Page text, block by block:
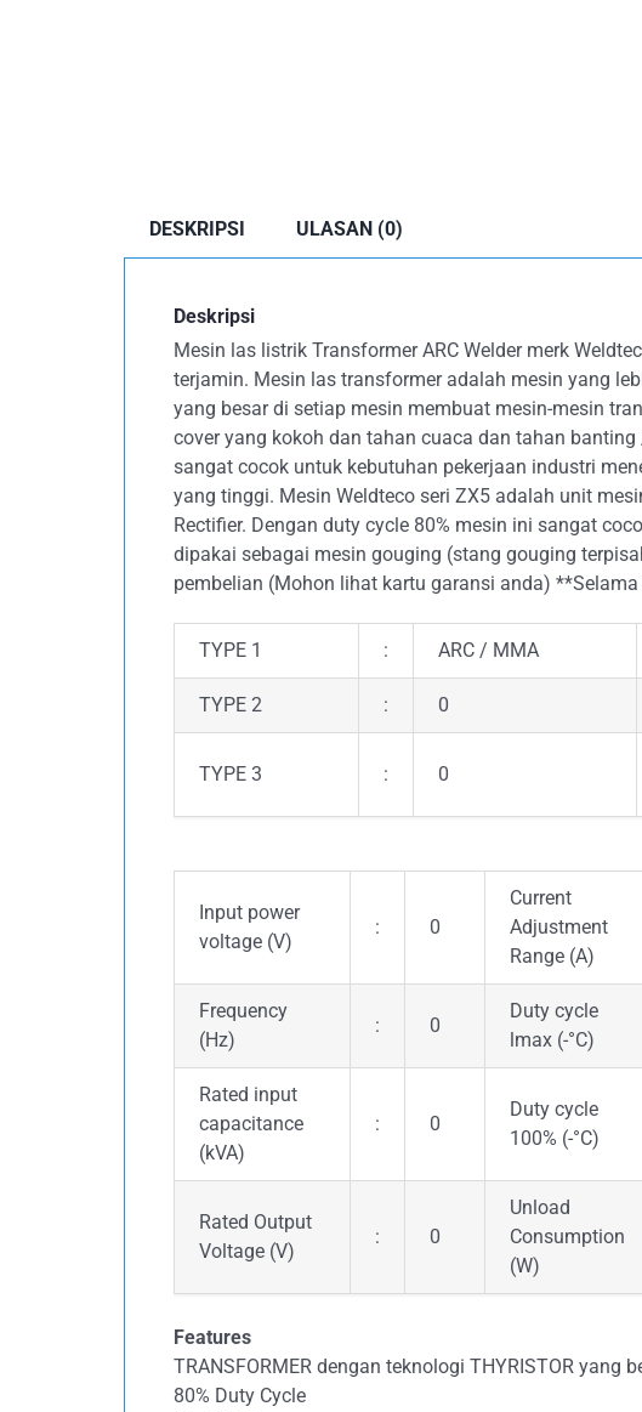
DESKRIPSI ULASAN (0)
Deskripsi
Mesin las listrik Transformer ARC Welder merk
terjamin. Mesin las transformer adalah mesin yang
yang besar di setiap mesin membuat mesin-mesin
cover yang kokoh dan tahan cuaca dan tahan
sangat cocok untuk kebutuhan pekerjaan industri
yang tinggi. Mesin Weldteco seri ZX5 adalah unit
Rectifier. Dengan duty cycle 80% mesin ini sangat
dipakai sebagai mesin gouging (stang gouging
pembelian (Mohon lihat kartu garansi anda)
TYPE 1 : ARC / MMA
TYPE 2 : 0
TYPE 3 : 0
Input power
voltage (V)
: 0
Current
Adjustment
Range (A)
Frequency
(Hz)
: 0
Duty cycle
lmax (-°C)
Rated input
capacitance
(kVA)
: 0
Duty cycle
100% (-°C)
Rated Output
Voltage (V)
: 0
Unload
Consumption
(W)
Features
TRANSFORMER dengan teknologi THYRISTOR
80% Duty Cycle